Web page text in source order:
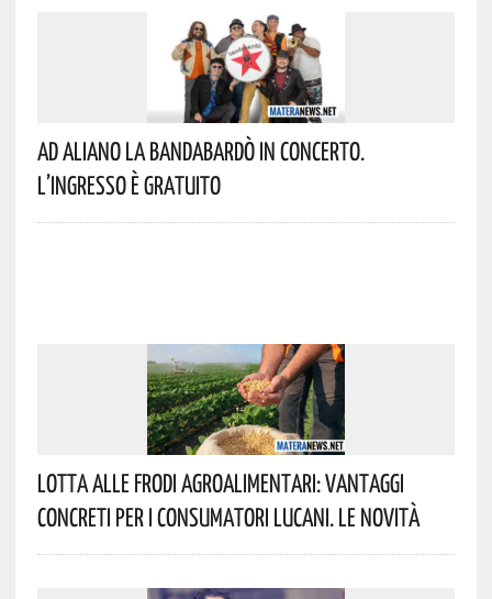
Ad Aliano La Bandabardò In Concerto.
L’ingresso È Gratuito
Lotta Alle Frodi Agroalimentari: Vantaggi
Concreti Per I Consumatori Lucani. Le Novità